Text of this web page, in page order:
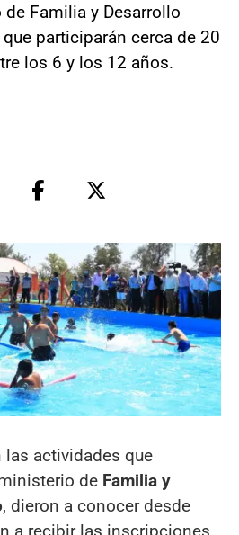
Familia y Desarrollo
participarán cerca de 20
los 6 y los 12 años.
actividades que
de Familia y
, dieron a conocer desde
a recibir las inscripciones